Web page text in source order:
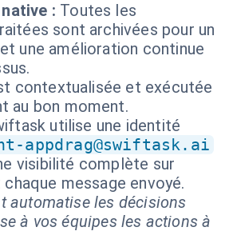
: Toutes les
sont archivées pour un
une amélioration continue
contextualisée et exécutée
au bon moment.
utilise une identité
appdrag@swiftask.ai
visibilité complète sur
message envoyé.
automatise les décisions
à vos équipes les actions à